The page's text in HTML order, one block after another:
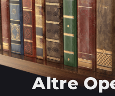
Altre